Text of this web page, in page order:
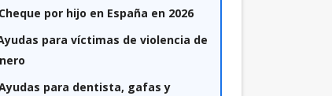
por hijo en España en 2026
para víctimas de violencia de
para dentista, gafas y